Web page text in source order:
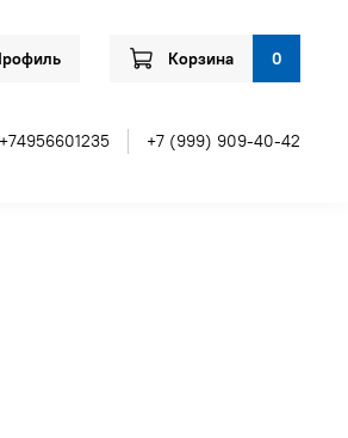
Корзина 0
+74956601235 +7 (999) 909-40-42